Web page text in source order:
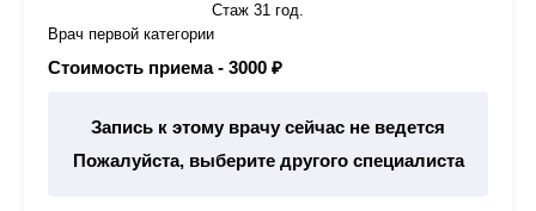
Стаж 31 год.
Врач первой категории
Стоимость приема - 3000 ₽
Запись к этому врачу сейчас не ведется
Пожалуйста, выберите другого специалиста